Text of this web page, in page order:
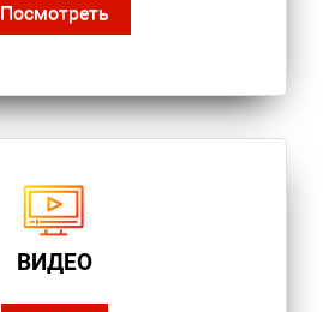
Посмотреть
ВИДЕО